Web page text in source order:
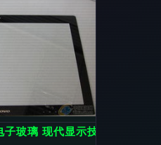
子玻璃 现代显示技术的核心技